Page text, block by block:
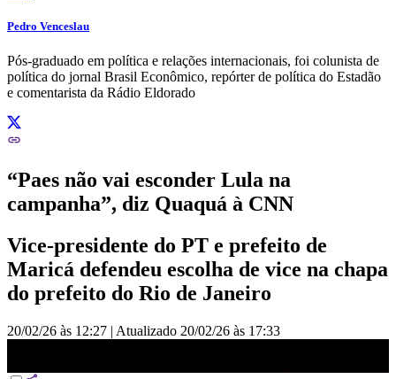
Pedro Venceslau
Pós-graduado em política e relações internacionais, foi colunista de
política do jornal Brasil Econômico, repórter de política do Estadão
e comentarista da Rádio Eldorado
“Paes não vai esconder Lula na
campanha”, diz Quaquá à CNN
Vice-presidente do PT e prefeito de
Maricá defendeu escolha de vice na chapa
do prefeito do Rio de Janeiro
20/02/26 às 12:27 | Atualizado 20/02/26 às 17:33